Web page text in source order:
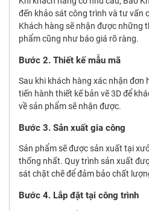
đến khảo sát công trình và tư vấn
Khách hàng sẽ nhận được những
phẩm cũng như báo giá rõ ràng.
Bước 2. Thiết kế mẫu mã
Sau khi khách hàng xác nhận đơn
tiến hành thiết kế bản vẽ 3D để
về sản phẩm sẽ nhận được.
Bước 3. Sản xuất gia công
Sản phẩm sẽ được sản xuất tại
thống nhất. Quy trình sản xuất
sát chặt chẽ để đảm bảo chất
Bước 4. Lắp đặt tại công trình